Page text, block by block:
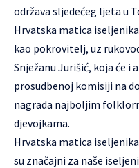
održava sljedećeg ljeta u
Hrvatska matica
kao pokrovitelj, uz
Snježanu Jurišić, koja će
prosudbenoj komisiji na
nagrada najboljim
djevojkama.
Hrvatska matica
su značajni za naše